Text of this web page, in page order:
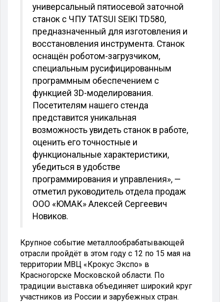
универсальный пятиосевой заточной
станок с ЧПУ TATSUI SEIKI TD580,
предназначенный для изготовления и
восстановления инструмента. Станок
оснащён роботом-загрузчиком,
специальным русифицированным
программным обеспечением с
функцией 3D-моделирования.
Посетителям нашего стенда
представится уникальная
возможность увидеть станок в работе,
оценить его точностные и
функциональные характеристики,
убедиться в удобстве
программирования и управления», —
отметил руководитель отдела продаж
ООО «ЮМАК» Алексей Сергеевич
Новиков.
Крупное событие металлообрабатывающей
отрасли пройдёт в этом году с 12 по 15 мая на
территории МВЦ «Крокус Экспо» в
Красногорске Московской области. По
традиции выставка объединяет широкий круг
участников из России и зарубежных стран.